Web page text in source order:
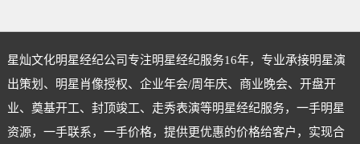
星灿文化明星经纪公司专注明星经纪服务16年，专业承接明星演
出策划、明星肖像授权、企业年会/周年庆、商业晚会、开盘开
业、奠基开工、封顶竣工、走秀表演等明星经纪服务，一手明星
资源，一手联系，一手价格，提供更优惠的价格给客户，实现合